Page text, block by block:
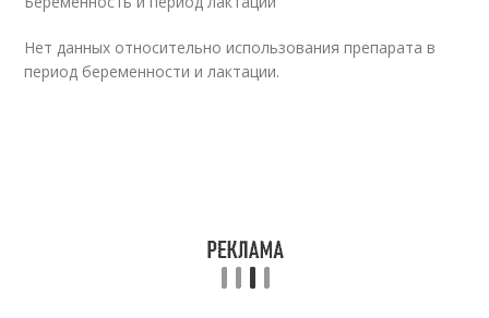
Нет данных относительно использования препарата в
период беременности и лактации.